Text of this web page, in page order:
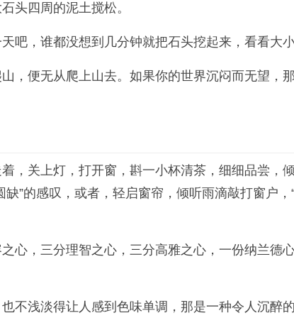
头四周的泥土搅松。
吧，谁都没想到几分钟就把石头挖起来，看看大
，便无从爬上山去。如果你的世界沉闷而无望，
，关上灯，打开窗，斟一小杯清茶，细细品尝，
”的感叹，或者，轻启窗帘，倾听雨滴敲打窗户
心，三分理智之心，三分高雅之心，一份纳兰
不浅淡得让人感到色味单调，那是一种令人沉